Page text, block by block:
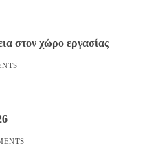
στον χώρο εργασίας